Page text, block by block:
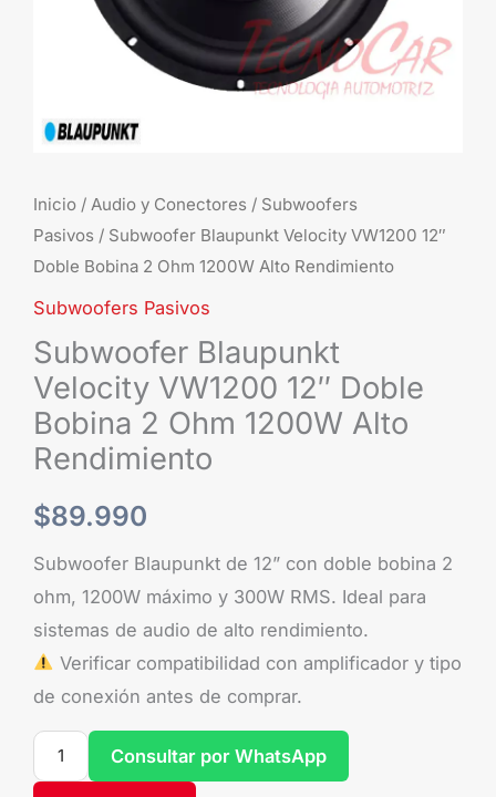
Inicio / Audio y Conectores / Subwoofers
Pasivos / Subwoofer Blaupunkt Velocity VW1200 12″
Doble Bobina 2 Ohm 1200W Alto Rendimiento
Subwoofers Pasivos
Subwoofer Blaupunkt
Velocity VW1200 12″ Doble
Bobina 2 Ohm 1200W Alto
Rendimiento
$89.990
Subwoofer Blaupunkt de 12” con doble bobina 2
ohm, 1200W máximo y 300W RMS. Ideal para
sistemas de audio de alto rendimiento.
Verificar compatibilidad con amplificador y tipo
de conexión antes de comprar.
cantidad
Consultar por WhatsApp